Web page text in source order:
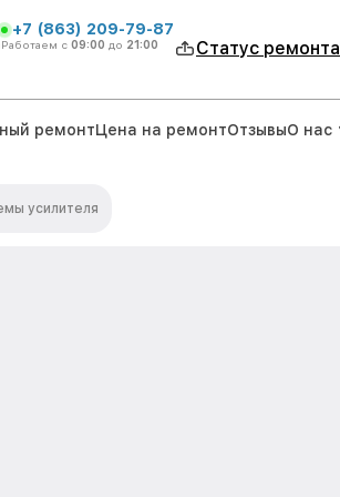
+7 (863) 209-79-87
Работаем с 09:00 до 21:00 Статус ремонта
ремонтЦена на ремонтОтзывыО нас
усилителя